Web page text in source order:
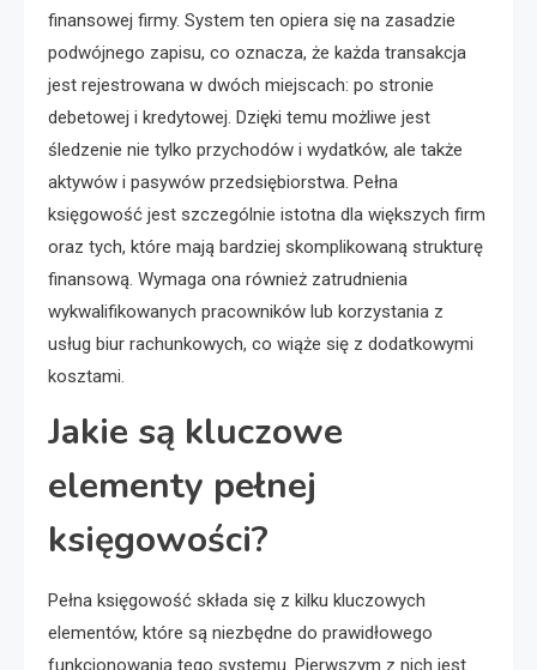
finansowej firmy. System ten opiera się na zasadzie
podwójnego zapisu, co oznacza, że każda transakcja
jest rejestrowana w dwóch miejscach: po stronie
debetowej i kredytowej. Dzięki temu możliwe jest
śledzenie nie tylko przychodów i wydatków, ale także
aktywów i pasywów przedsiębiorstwa. Pełna
księgowość jest szczególnie istotna dla większych firm
oraz tych, które mają bardziej skomplikowaną strukturę
finansową. Wymaga ona również zatrudnienia
wykwalifikowanych pracowników lub korzystania z
usług biur rachunkowych, co wiąże się z dodatkowymi
kosztami.
Jakie są kluczowe
elementy pełnej
księgowości?
Pełna księgowość składa się z kilku kluczowych
elementów, które są niezbędne do prawidłowego
funkcjonowania tego systemu. Pierwszym z nich jest